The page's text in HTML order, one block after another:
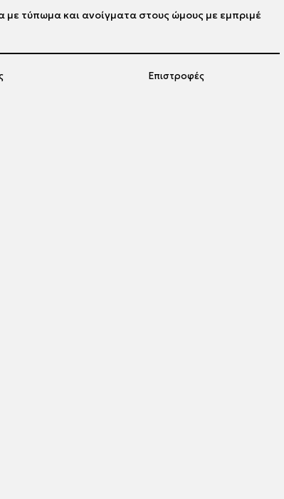
Επιστροφές
με τύπωμα και ανοίγματα στους ώμους με εμπριμέ